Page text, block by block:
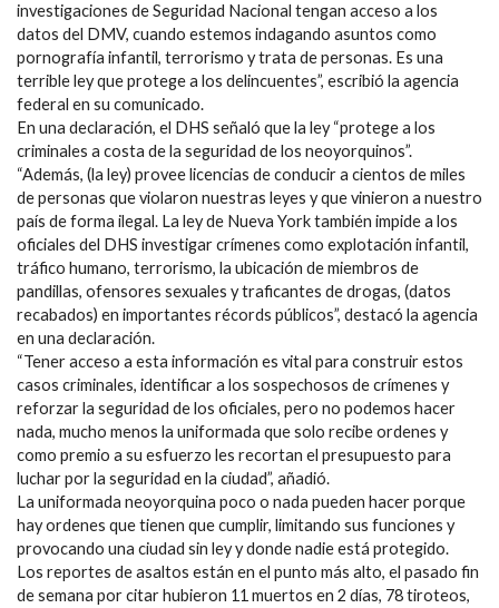
investigaciones de Seguridad Nacional tengan acceso a los
datos del DMV, cuando estemos indagando asuntos como
pornografía infantil, terrorismo y trata de personas. Es una
terrible ley que protege a los delincuentes”, escribió la agencia
federal en su comunicado.
En una declaración, el DHS señaló que la ley “protege a los
criminales a costa de la seguridad de los neoyorquinos”.
“Además, (la ley) provee licencias de conducir a cientos de miles
de personas que violaron nuestras leyes y que vinieron a nuestro
país de forma ilegal. La ley de Nueva York también impide a los
oficiales del DHS investigar crímenes como explotación infantil,
tráfico humano, terrorismo, la ubicación de miembros de
pandillas, ofensores sexuales y traficantes de drogas, (datos
recabados) en importantes récords públicos”, destacó la agencia
en una declaración.
“Tener acceso a esta información es vital para construir estos
casos criminales, identificar a los sospechosos de crímenes y
reforzar la seguridad de los oficiales, pero no podemos hacer
nada, mucho menos la uniformada que solo recibe ordenes y
como premio a su esfuerzo les recortan el presupuesto para
luchar por la seguridad en la ciudad”, añadió.
La uniformada neoyorquina poco o nada pueden hacer porque
hay ordenes que tienen que cumplir, limitando sus funciones y
provocando una ciudad sin ley y donde nadie está protegido.
Los reportes de asaltos están en el punto más alto, el pasado fin
de semana por citar hubieron 11 muertos en 2 días, 78 tiroteos,